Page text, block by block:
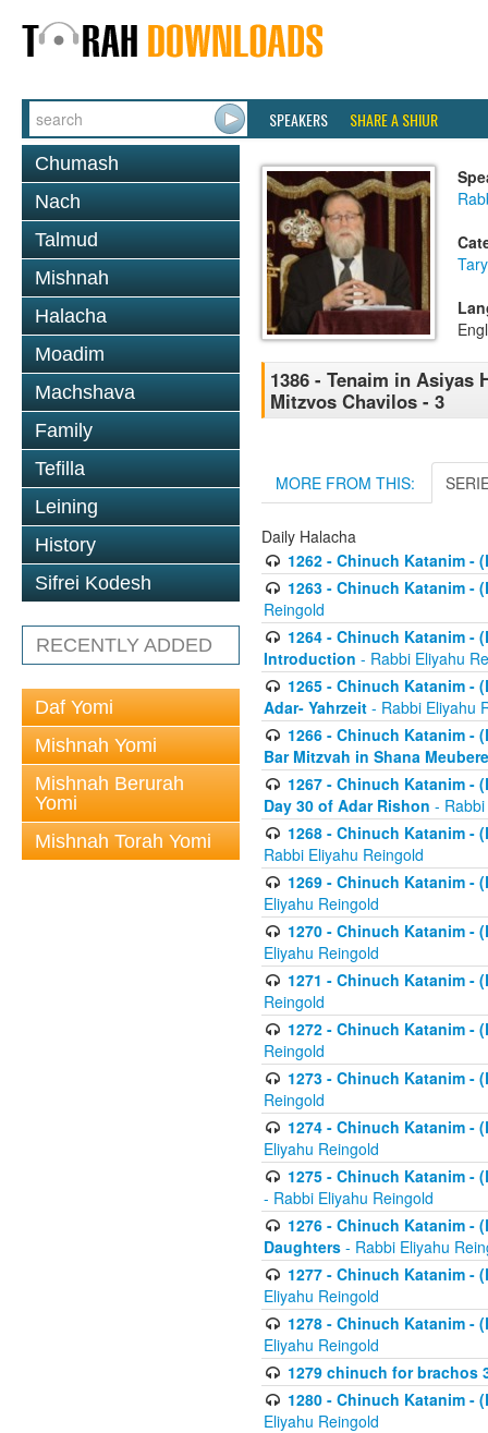
SPEAKERS SHARE A SHIUR
Chumash
Nach
Talmud
Mishnah
Halacha
Moadim
Machshava
Family
Tefilla
Leining
History
Sifrei Kodesh
RECENTLY ADDED
Daf Yomi
Mishnah Yomi
Mishnah Berurah
Yomi
Mishnah Torah Yomi
1386 - Tenaim in Asiyas
Mitzvos Chavilos - 3
MORE FROM THIS:
Daily Halacha
1262 - Chinuch Katanim -
1263 - Chinuch Katanim -
Reingold
1264 - Chinuch Katanim -
Introduction - Rabbi Eliyahu
1265 - Chinuch Katanim -
Adar- Yahrzeit - Rabbi Eliyahu
1266 - Chinuch Katanim -
Bar Mitzvah in Shana
1267 - Chinuch Katanim -
Day 30 of Adar Rishon -
1268 - Chinuch Katanim -
Rabbi Eliyahu Reingold
1269 - Chinuch Katanim -
Eliyahu Reingold
1270 - Chinuch Katanim -
Eliyahu Reingold
1271 - Chinuch Katanim -
Reingold
1272 - Chinuch Katanim -
Reingold
1273 - Chinuch Katanim -
Reingold
1274 - Chinuch Katanim -
Eliyahu Reingold
1275 - Chinuch Katanim -
- Rabbi Eliyahu Reingold
1276 - Chinuch Katanim -
Daughters - Rabbi Eliyahu
1277 - Chinuch Katanim -
Eliyahu Reingold
1278 - Chinuch Katanim -
Eliyahu Reingold
1279 chinuch for brachos
1280 - Chinuch Katanim -
Eliyahu Reingold